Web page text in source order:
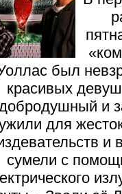
был
красивых
и
для
сумели с